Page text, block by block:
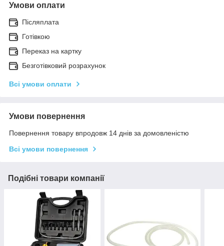
Умови оплати
Післяплата
Готівкою
Переказ на картку
Безготівковий розрахунок
Всі умови оплати
Умови повернення
Повернення товару впродовж 14 днів за домовленістю
Всі умови повернення
Подібні товари компанії